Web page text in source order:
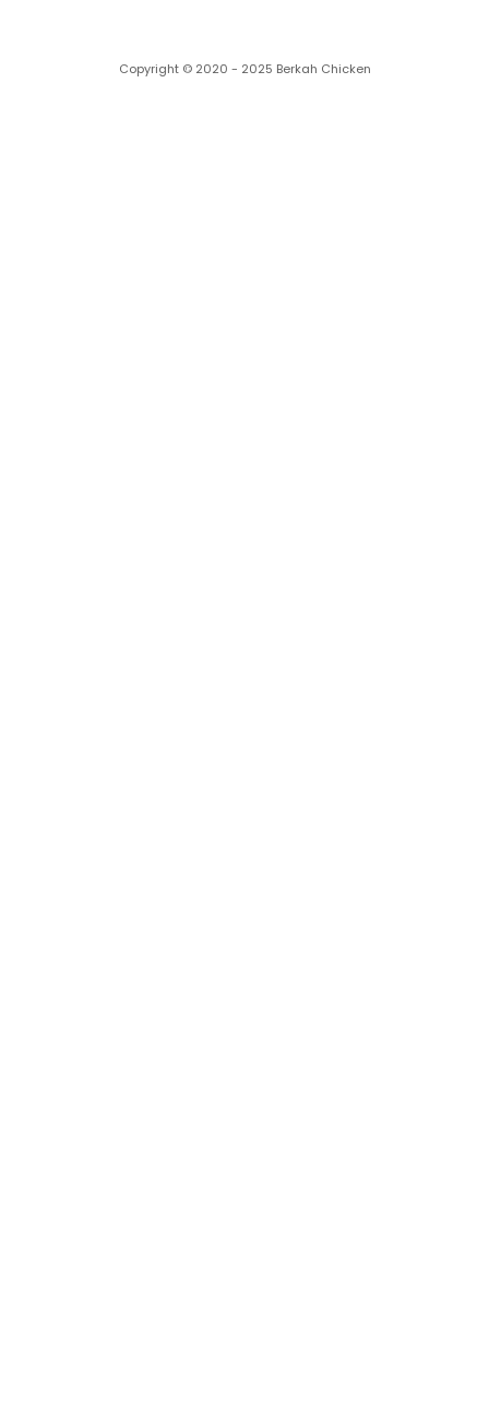
Copyright © 2020 - 2025 Berkah Chicken